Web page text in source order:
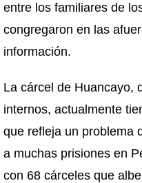
entre los familiares de
congregaron en las
información.
La cárcel de Huancayo,
internos, actualmente
que refleja un problema
a muchas prisiones en
con 68 cárceles que